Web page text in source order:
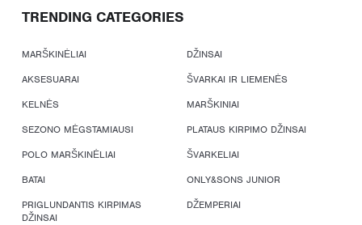
TRENDING CATEGORIES
MARŠKINĖLIAI
DŽINSAI
AKSESUARAI
ŠVARKAI IR LIEMENĖS
KELNĖS
MARŠKINIAI
SEZONO MĖGSTAMIAUSI
PLATAUS KIRPIMO DŽINSAI
POLO MARŠKINĖLIAI
ŠVARKELIAI
BATAI
ONLY&SONS JUNIOR
PRIGLUNDANTIS KIRPIMAS
DŽINSAI
DŽEMPERIAI